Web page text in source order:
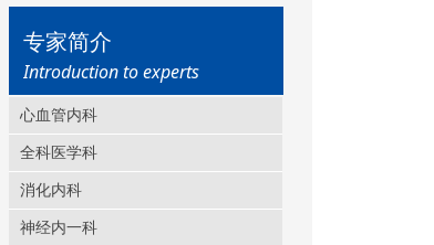
专家简介
Introduction to experts
心血管内科
全科医学科
消化内科
神经内一科